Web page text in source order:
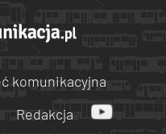
komunikacyjna
Redakcja